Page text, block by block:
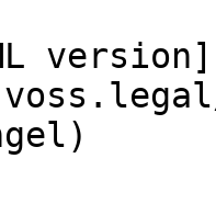
version]